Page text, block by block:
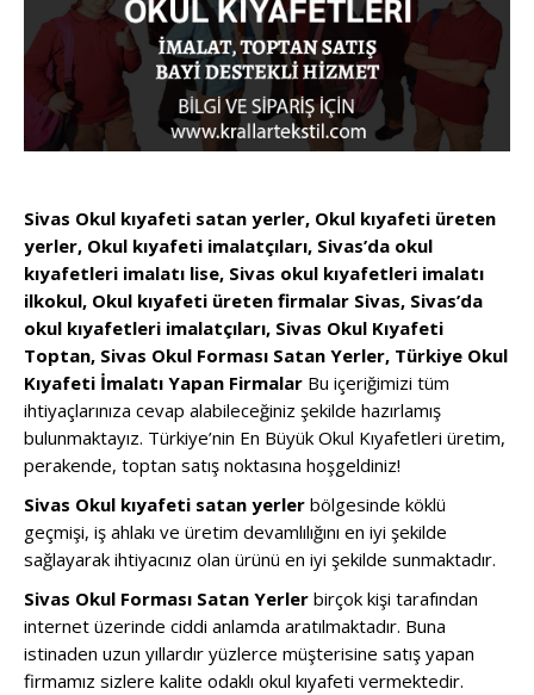
Sivas Okul kıyafeti satan yerler, Okul kıyafeti üreten
yerler, Okul kıyafeti imalatçıları, Sivas’da okul
kıyafetleri imalatı lise, Sivas okul kıyafetleri imalatı
ilkokul, Okul kıyafeti üreten firmalar Sivas, Sivas’da
okul kıyafetleri imalatçıları, Sivas Okul Kıyafeti
Toptan, Sivas Okul Forması Satan Yerler, Türkiye Okul
Kıyafeti İmalatı Yapan Firmalar Bu içeriğimizi tüm
ihtiyaçlarınıza cevap alabileceğiniz şekilde hazırlamış
bulunmaktayız. Türkiye’nin En Büyük Okul Kıyafetleri üretim,
perakende, toptan satış noktasına hoşgeldiniz!
Sivas Okul kıyafeti satan yerler bölgesinde köklü
geçmişi, iş ahlakı ve üretim devamlılığını en iyi şekilde
sağlayarak ihtiyacınız olan ürünü en iyi şekilde sunmaktadır.
Sivas Okul Forması Satan Yerler birçok kişi tarafından
internet üzerinde ciddi anlamda aratılmaktadır. Buna
istinaden uzun yıllardır yüzlerce müşterisine satış yapan
firmamız sizlere kalite odaklı okul kıyafeti vermektedir.